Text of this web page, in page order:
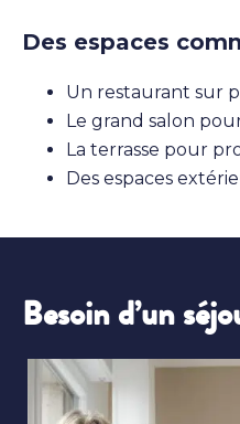
Des espaces
Un restaurant sur
Le grand salon
La terrasse pour
Des espaces
Besoin d’un